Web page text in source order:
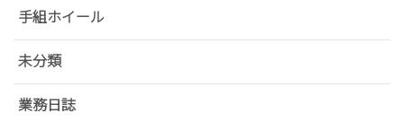
手組ホイール
未分類
業務日誌